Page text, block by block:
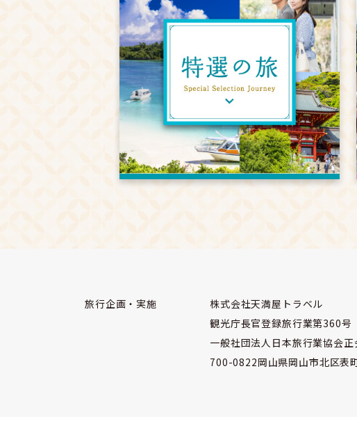
旅行企画・実施
株式会社天満屋トラベル
観光庁長官登録旅行業第360号
一般社団法人日本旅行業協会正
700-0822岡山県岡山市北区表